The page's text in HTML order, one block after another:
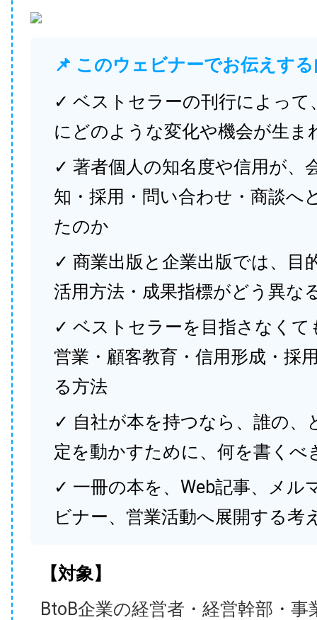
📌 このウェビナーでお伝えす
✓ ベストセラーの刊行によって
にどのような変化や機会が生ま
✓ 著者個人の知名度や信用が、
知・採用・問い合わせ・商談へ
たのか
✓ 商業出版と企業出版では、目
活用方法・成果指標がどう異な
✓ ベストセラーを目指さなくて
営業・顧客教育・信用形成・採
る方法
✓ 自社が本を持つなら、誰の、
定を動かすために、何を書くべ
✓ 一冊の本を、Web記事、メル
ビナー、営業活動へ展開する考
【対象】
BtoB企業の経営者・経営幹部・事